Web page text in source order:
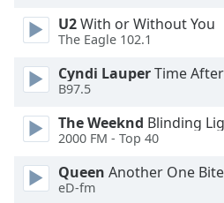
Background
Color
Opacity
Font
Size
U2With or Without You
The Eagle 102.1
Cyndi LauperTime
B97.5
The Weeknd Blinding
2000 FM - Top 40
Queen Another One
eD-fm